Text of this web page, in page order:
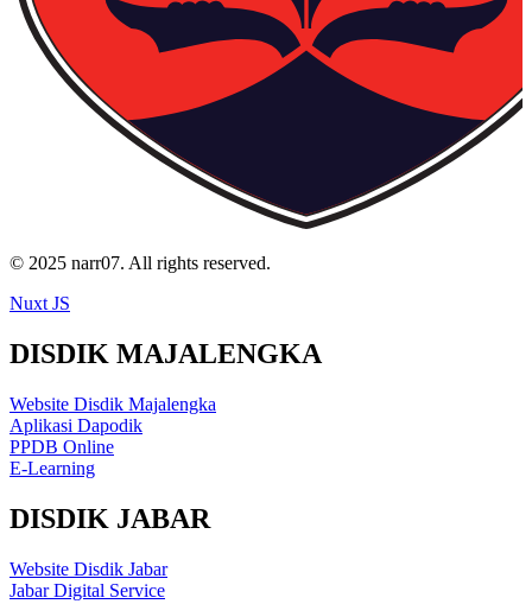
© 2025 narr07. All rights reserved.
Nuxt JS
DISDIK MAJALENGKA
Website Disdik Majalengka
Aplikasi Dapodik
PPDB Online
E-Learning
DISDIK JABAR
Website Disdik Jabar
Jabar Digital Service